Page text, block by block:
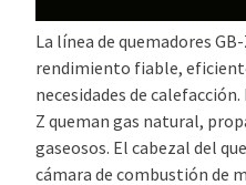
La línea de quemadores
rendimiento fiable,
necesidades de
Z queman gas natural,
gaseosos. El cabezal del
cámara de combustión de